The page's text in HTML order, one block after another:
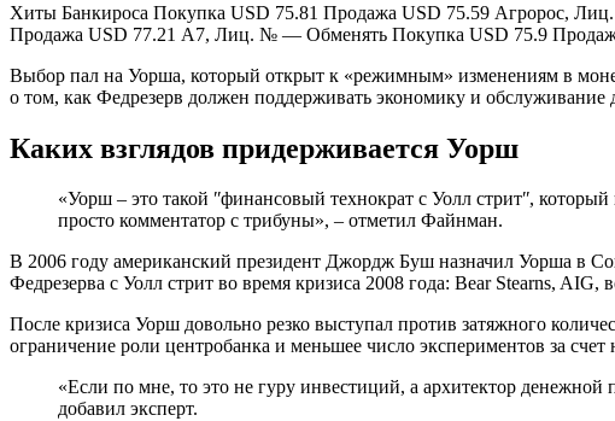
Хиты Банкироса Покупка USD 75.81 Продажа USD 75.59 Агророс,
Продажа USD 77.21 А7, Лиц. № — Обменять Покупка USD 75.9
Выбор пал на Уорша, который открыт к «режимным» изменениям в
о том, как Федрезерв должен поддерживать экономику и
Каких взглядов придерживается Уорш
«Уорш – это такой ʺфинансовый технократ с Уолл стритʺ,
просто комментатор с трибуны», – отметил Файнман.
В 2006 году американский президент Джордж Буш назначил Уорша в
Федрезерва с Уолл стрит во время кризиса 2008 года: Bear Stearns,
После кризиса Уорш довольно резко выступал против затяжного
ограничение роли центробанка и меньшее число экспериментов за
«Если по мне, то это не гуру инвестиций, а архитектор
добавил эксперт.